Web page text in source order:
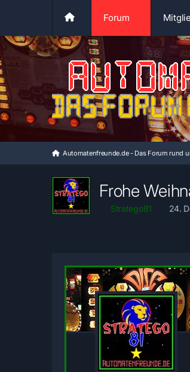
Forum
Automatenfreunde.de - Das Forum rund
Frohe
Stratego81 24.